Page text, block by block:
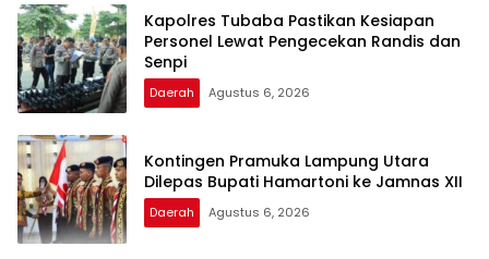
Kapolres Tubaba Pastikan Kesiapan
Personel Lewat Pengecekan Randis dan
Senpi
Daerah Agustus 6, 2026
Kontingen Pramuka Lampung Utara
Dilepas Bupati Hamartoni ke Jamnas XII
Daerah Agustus 6, 2026